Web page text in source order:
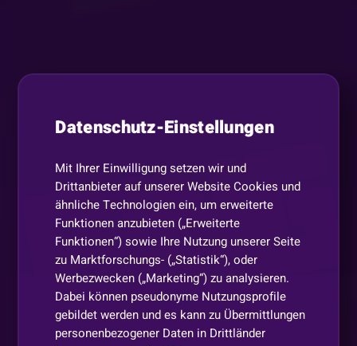
Datenschutz-Einstellungen
Mit Ihrer Einwilligung setzen wir und
Drittanbieter auf unserer Website Cookies und
ähnliche Technologien ein, um erweiterte
Funktionen anzubieten („Erweiterte
Funktionen“) sowie Ihre Nutzung unserer Seite
zu Marktforschungs- („Statistik“), oder
Werbezwecken („Marketing“) zu analysieren.
Dabei können pseudonyme Nutzungsprofile
gebildet werden und es kann zu Übermittlungen
personenbezogener Daten in Drittländer